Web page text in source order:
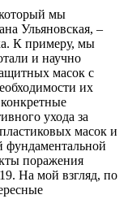
мы
Ульяновская, –
К примеру, мы
и научно
масок с
их
ухода за
масок и
фундаментальной
поражения
На мой взгляд, по